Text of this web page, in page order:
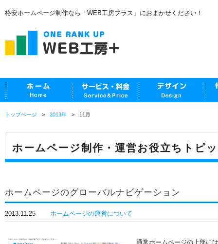
格安ホームページ制作なら「WEB工房プラス」におまかせください！
トップページ 2013年 11月
ホームページ制作・運営お役立ちトピ
ホームページのグローバルナビゲーション
2013.11.25 ホームページの運営について
通常ホームページの上部に